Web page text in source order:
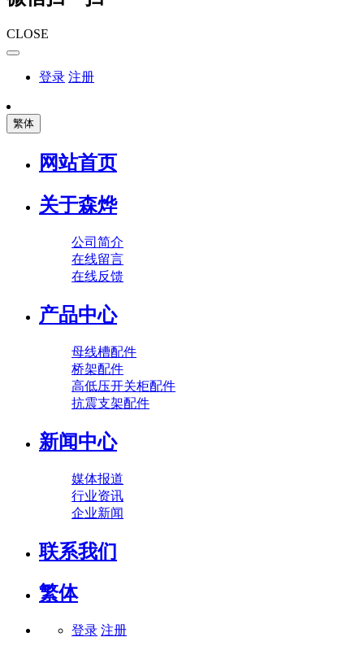
CLOSE
登录 注册
繁体
网站首页
关于森烨
公司简介
在线留言
在线反馈
产品中心
母线槽配件
桥架配件
高低压开关柜配件
抗震支架配件
新闻中心
媒体报道
行业资讯
企业新闻
联系我们
繁体
登录 注册